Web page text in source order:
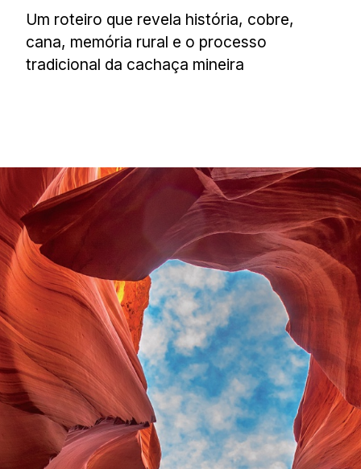
Um roteiro que revela história, cobre,
cana, memória rural e o processo
tradicional da cachaça mineira